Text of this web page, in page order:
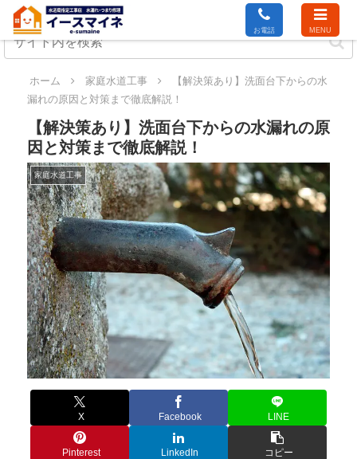
ホーム 家庭水道工事
【解決策あり】洗面台下からの水
漏れの原因と対策まで徹底解説！
【解決策あり】洗面台下からの水漏れの原
因と対策まで徹底解説！
家庭水道工事
X Facebook LINE
Pinterest LinkedIn コピー
お電話 MENU